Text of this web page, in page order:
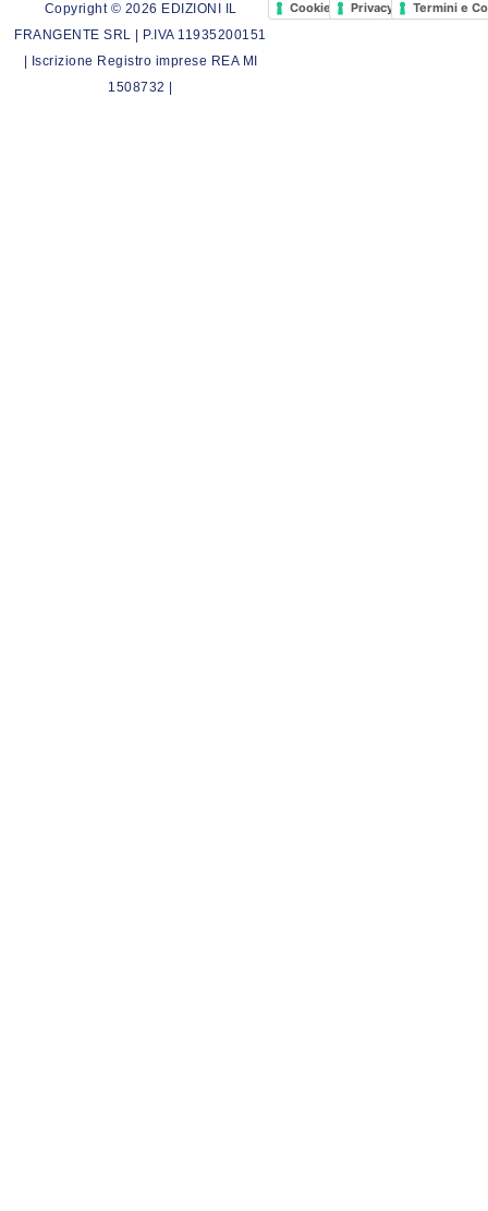
Copyright © 2026 EDIZIONI IL
FRANGENTE SRL | P.IVA 11935200151
| Iscrizione Registro imprese REA MI
1508732 |
Cookie PolicyPrivacy PolicyTermini e